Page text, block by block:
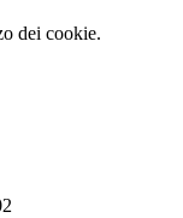
dei cookie.